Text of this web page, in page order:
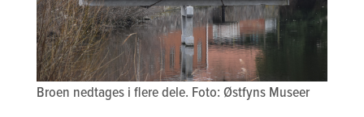
Broen nedtages i flere dele. Foto: Østfyns Museer